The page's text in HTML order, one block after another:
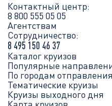
Контактный центр:
8 800 555 05 05
Агентствам
Сотрудничество:
8 495 150 46 37
Каталог круизов
Популярные
По городам отправления
Тематические круизы
Круизы выходного дня